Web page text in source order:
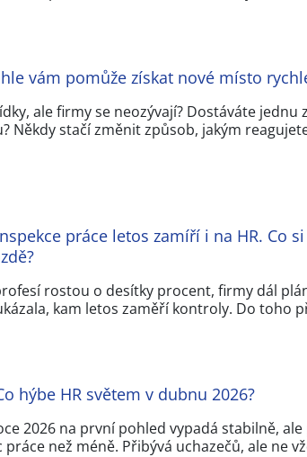
vám pomůže získat nové místo
ale firmy se neozývají? Dostáváte jednu
Někdy stačí změnit způsob, jakým
práce letos zamíří i na HR. Co
rostou o desítky procent, firmy dál
kam letos zaměří kontroly. Do toho
hýbe HR světem v dubnu 2026?
2026 na první pohled vypadá stabilně,
než méně. Přibývá uchazečů, ale ne